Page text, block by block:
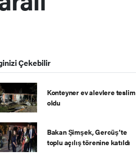
Çekebilir
Konteyner ev alevlere teslim
oldu
Bakan Şimşek, Gercüş’te
toplu açılış törenine katıldı